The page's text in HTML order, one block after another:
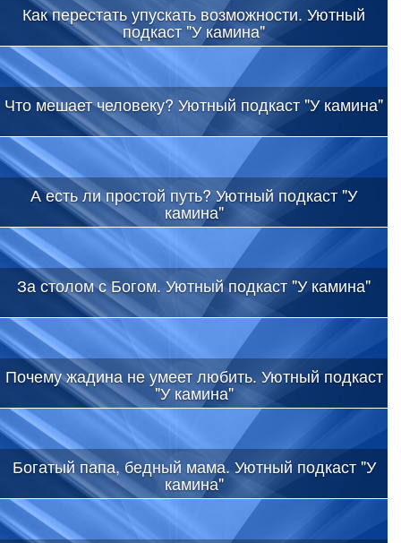
Как перестать упускать возможности. Уютный
подкаст "У камина"
Что мешает человеку? Уютный подкаст "У камина"
А есть ли простой путь? Уютный подкаст "У
камина"
За столом с Богом. Уютный подкаст "У камина"
Почему жадина не умеет любить. Уютный подкаст
"У камина"
Богатый папа, бедный мама. Уютный подкаст "У
камина"